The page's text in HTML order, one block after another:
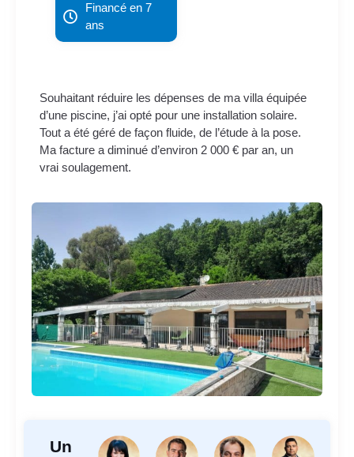
Financé en 7
ans
Souhaitant réduire les dépenses de ma villa équipée
d’une piscine, j’ai opté pour une installation solaire.
Tout a été géré de façon fluide, de l’étude à la pose.
Ma facture a diminué d’environ 2 000 € par an, un
vrai soulagement.
Un